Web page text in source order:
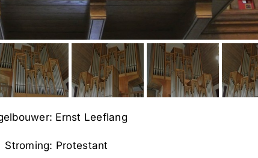
Ernst Leeflang
Stroming: Protestant